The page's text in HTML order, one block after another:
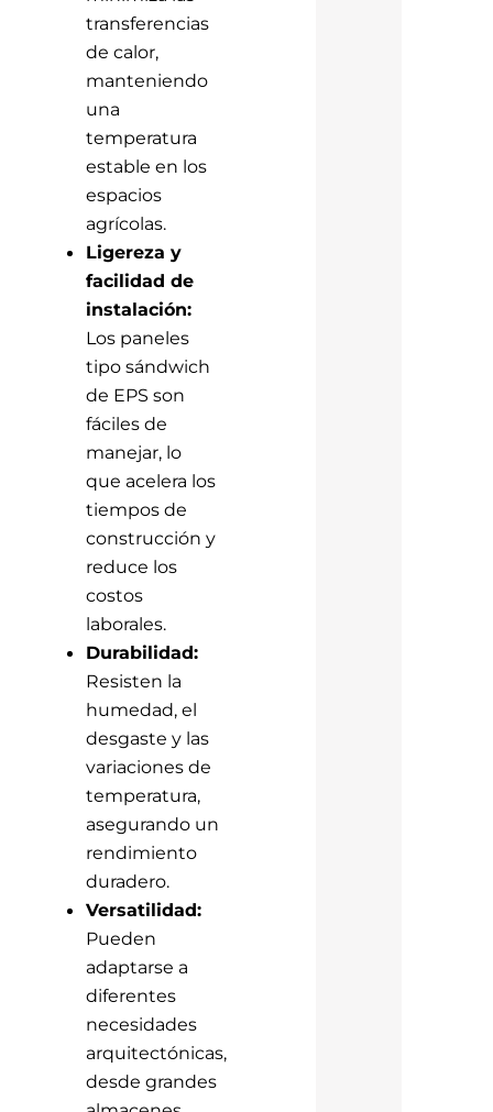
transferencias
de calor,
manteniendo
una
temperatura
estable en los
espacios
agrícolas.
Ligereza y
facilidad de
instalación:
Los paneles
tipo sándwich
de EPS son
fáciles de
manejar, lo
que acelera los
tiempos de
construcción y
reduce los
costos
laborales.
Durabilidad:
Resisten la
humedad, el
desgaste y las
variaciones de
temperatura,
asegurando un
rendimiento
duradero.
Versatilidad:
Pueden
adaptarse a
diferentes
necesidades
arquitectónicas,
desde grandes